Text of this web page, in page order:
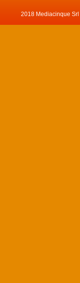
2018 Mediacinque Srl